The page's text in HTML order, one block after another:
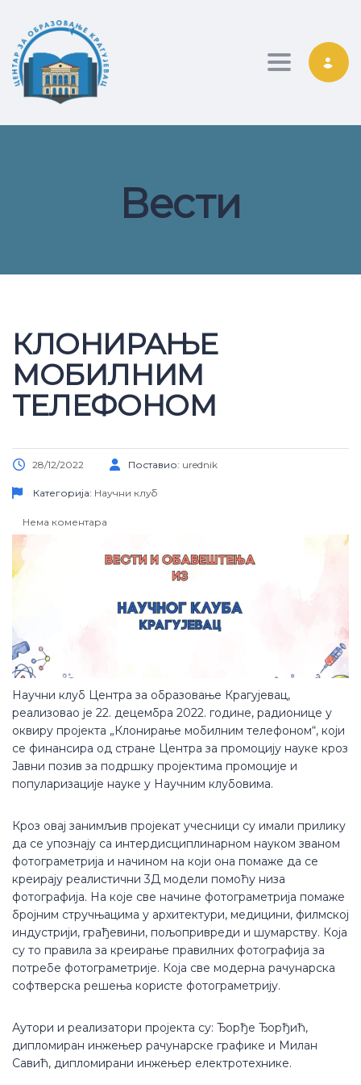
Toggle
Вести
КЛОНИРАЊЕ
МОБИЛНИМ
ТЕЛЕФОНОМ
28/12/2022 Поставио: urednik
Категорија: Научни клуб
Нема коментара
Научни клуб Центра за образовање Крагујевац,
реализовао је 22. децембра 2022. године, радионице у
оквиру пројекта „Клонирање мобилним телефоном“, који
се финансира од стране Центра за промоцију науке кроз
Јавни позив за подршку пројектима промоције и
популаризације науке у Научним клубовима.
Кроз овај занимљив пројекат учесници су имали прилику
да се упознају са интердисциплинарном науком званом
фотограметрија и начином на који она помаже да се
креирају реалистични 3Д модели помоћу низа
фотографија. На које све начине фотограметрија помаже
бројним стручњацима у архитектури, медицини, филмској
индустрији, грађевини, пољопривреди и шумарству. Која
су то правила за креирање правилних фотографија за
потребе фотограметрије. Која све модерна рачунарска
софтверска решења користе фотограметрију.
Аутори и реализатори пројекта су: Ђорђе Ђорђић,
дипломиран инжењер рачунарске графике и Милан
Савић, дипломирани инжењер електротехнике.